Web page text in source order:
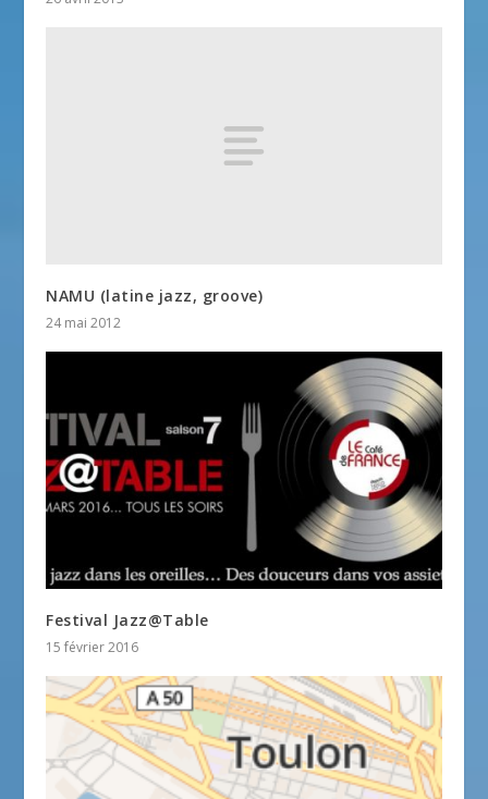
NAMU (latine jazz, groove)
24 mai 2012
Festival Jazz@Table
15 février 2016